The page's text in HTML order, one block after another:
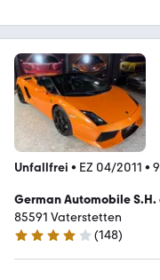
Unfallfrei • EZ 04/2011 •
German Automobile S.H.
85591 Vaterstetten
4.2 Sterne
(148)